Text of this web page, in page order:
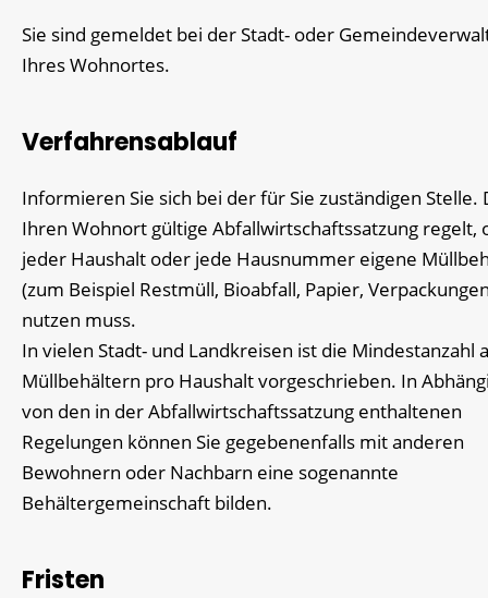
Sie sind gemeldet bei der Stadt- oder
Ihres Wohnortes.
Verfahrensablauf
Informieren Sie sich bei der für Sie zuständigen Stelle.
Ihren Wohnort gültige Abfallwirtschaftssatzung regelt,
jeder Haushalt oder jede Hausnummer eigene
(zum Beispiel Restmüll, Bioabfall, Papier,
nutzen muss.
In vielen Stadt- und Landkreisen ist die Mindestanzahl
Müllbehältern pro Haushalt vorgeschrieben. In
von den in der Abfallwirtschaftssatzung enthaltenen
Regelungen können Sie gegebenenfalls mit anderen
Bewohnern oder Nachbarn eine sogenannte
Behältergemeinschaft bilden.
Fristen